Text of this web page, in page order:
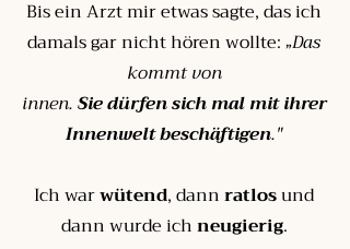
Bis ein Arzt mir etwas sagte, das ich
damals gar nicht hören wollte:„Das
kommt von
innen.Sie dürfen sich mal mit ihrer
Innenwelt beschäftigen."
Ich warwütend, dannratlosund
dann wurde ichneugierig.